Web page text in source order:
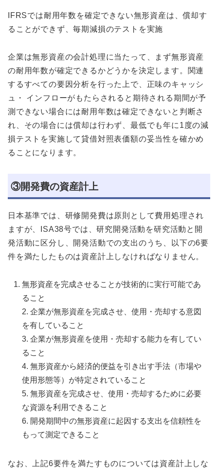
IFRSでは耐用年数を確定できない無形資産は、償却す
ることができず、毎期減損のテストを実施
企業は無形資産の会計処理に当たって、まず無形資産
の耐用年数が確定できるかどうかを決定します。関連
するすべての要因分析を行った上で、正味のキャッシ
ュ・ インフローがもたらされると期待される期間が予
測できない場合には耐用年数は確定できないと判断さ
れ、その場合には償却は行わず、最低でも年に1度の減
損テストを実施して貸借対照表価額の妥当性を確かめ
ることになります。
③開発費の資産計上
日本基準では、研修開発費は原則として費用処理され
ますが、ISA38号では、研究開発活動を研究活動と開
発活動に区分し、開発活動での支出のうち、以下の6要
件を満たしたものは資産計上しなければなりません。
無形資産を完成させることが技術的に実行可能であ
ること
2. 企業が無形資産を完成させ、使用・売却する意図
を有していること
3. 企業が無形資産を使用・売却する能力を有してい
ること
4. 無形資産から経済的便益を引き出す手法（市場や
使用形態等）が特定されていること
5. 無形資産を完成させ、使用・売却するために必要
な資源を利用できること
6. 開発期間中の無形資産に起因する支出を信頼性を
もって測定できること
なお、上記6要件を満たすものについては資産計上しな